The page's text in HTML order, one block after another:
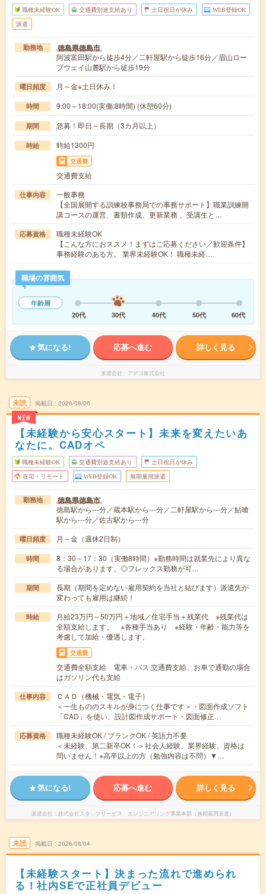
職種未経験OK 交通費別途支給あり 土日祝日が休み WEB登録OK
派遣
勤務地 徳島県徳島市
阿波富田駅から徒歩4分／二軒屋駅から徒歩16分／眉山ロー
プウェイ山麓駅から徒歩19分
曜日頻度 月～金※土日休み！
時間 9:00～18:00(実働:8時間) (休憩60分)
期間 急募！即日～長期（3カ月以上）
時給 時給1300円
交通費
交通費支給
仕事内容
一般事務
【全国展開する訓練校事務局での事務サポート】職業訓練開
講コースの運営、書類作成、更新業務 、受講生と…
応募資格
職種未経験OK
【こんな方におススメ！まずはご応募ください／歓迎条件】
事務経験のある方。 業界未経験OK！ 職種未経…
職場の雰囲気
年齢層
20代
30代 40代 50代 60代
気になる! 応募へ進む 詳しく見る
派遣会社 アデコ株式会社
未読
NEW
掲載日 2026/08/06
【未経験から安心スタート】未来を変えたいあ
なたに。CADオペ
職種未経験OK 交通費別途支給あり 土日祝日が休み
在宅・リモート WEB登録OK 無期雇用派遣
勤務地 徳島県徳島市
徳島駅から---分／蔵本駅から---分／二軒屋駅から---分／鮎喰
駅から---分／佐古駅から---分
曜日頻度 月～金（週休2日制）
時間
8：30～17：30（実働8時間）※勤務時間は就業先により異な
る場合があります。◎フレックス勤務が可…
期間
長期（期間を定めない雇用契約を当社と結びます）派遣先が
変わっても雇用は継続！
時給
月給23万円～50万円＋地域／住宅手当＋残業代 ※残業代は
全額支給します。 ※各種手当あり ※経験・年齢・能力等を
考慮して加給・優遇します。
交通費
交通費全額支給 電車・バス 交通費支給、お車で通勤の場合
はガソリン代も支給
仕事内容
ＣＡＤ（機械・電気・電子）
＜一生もののスキルが身につく仕事です＞・図面作成ソフト
「CAD」を使い、設計図作成サポート・図面修正…
応募資格
職種未経験OK / ブランクOK / 英語力不要
＜未経験、第二新卒OK！＞社会人経験、業界経験、資格は
問いません！※高卒以上の方（勉強内容は不問）▼…
気になる! 応募へ進む 詳しく見る
派遣会社 株式会社スタッフサービス エンジニアリング事業本部（無期雇用派遣）
未読 掲載日 2026/08/04
【未経験スタート】決まった流れで進められ
る！社内SEで正社員デビュー